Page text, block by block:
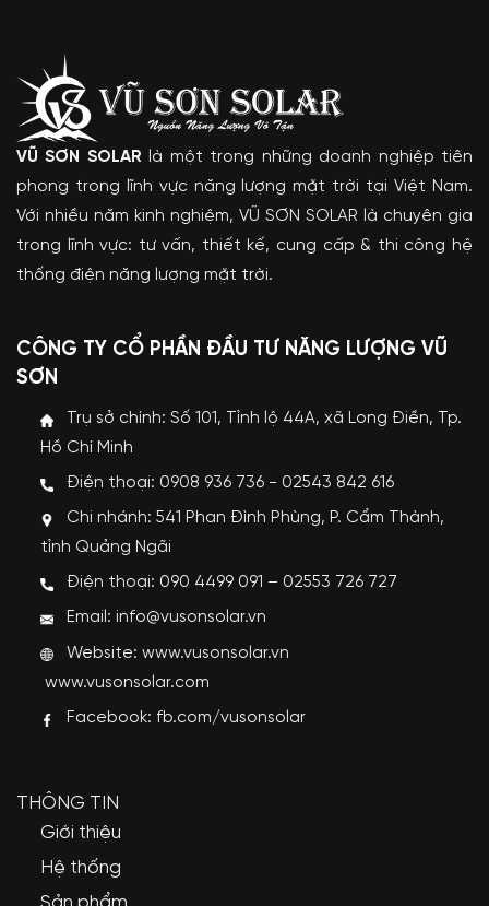
VŨ SƠN SOLAR là một trong những doanh nghiệp tiên
phong trong lĩnh vực năng lượng mặt trời tại Việt Nam.
Với nhiều năm kinh nghiệm, VŨ SƠN SOLAR là chuyên gia
trong lĩnh vực: tư vấn, thiết kế, cung cấp & thi công hệ
thống điện năng lượng mặt trời.
CÔNG TY CỔ PHẦN ĐẦU TƯ NĂNG LƯỢNG VŨ
SƠN
Trụ sở chính: Số 101, Tỉnh lộ 44A, xã Long Điền, Tp.
Hồ Chí Minh
Điện thoại: 0908 936 736 - 02543 842 616
Chi nhánh: 541 Phan Đình Phùng, P. Cẩm Thành,
tỉnh Quảng Ngãi
Điện thoại: 090 4499 091 – 02553 726 727
Email: info@vusonsolar.vn
Website:www.vusonsolar.vn
www.vusonsolar.com
Facebook: fb.com/vusonsolar
THÔNG TIN
Giới thiệu
Hệ thống